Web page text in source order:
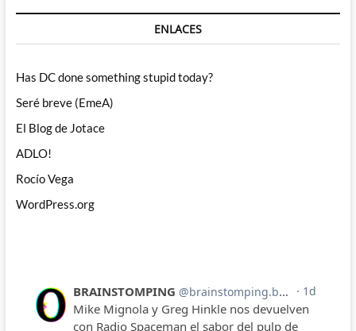
ENLACES
Has DC done something stupid today?
Seré breve (EmeA)
El Blog de Jotace
ADLO!
Rocío Vega
WordPress.org